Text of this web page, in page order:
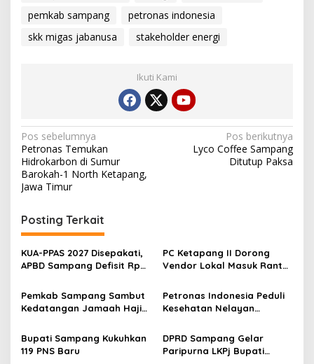
pemkab sampang
petronas indonesia
skk migas jabanusa
stakeholder energi
Ikuti Kami
Navigasi
pos
Pos sebelumnya
Petronas Temukan
Hidrokarbon di Sumur
Barokah-1 North Ketapang,
Jawa Timur
Pos berikutnya
Lyco Coffee Sampang
Ditutup Paksa
Posting Terkait
KUA-PPAS 2027 Disepakati,
APBD Sampang Defisit Rp
PC Ketapang II Dorong
Vendor Lokal Masuk Rantai
Pemkab Sampang Sambut
Kedatangan Jamaah Haji
Trunojoyo
Petronas Indonesia Peduli
Kesehatan Nelayan
Bupati Sampang Kukuhkan
119 PNS Baru
DPRD Sampang Gelar
Paripurna LKPj Bupati